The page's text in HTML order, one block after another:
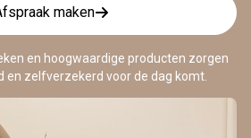
maken
en hoogwaardige producten zorgen
en zelfverzekerd voor de dag komt.